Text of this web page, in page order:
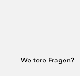
Weitere Fragen?